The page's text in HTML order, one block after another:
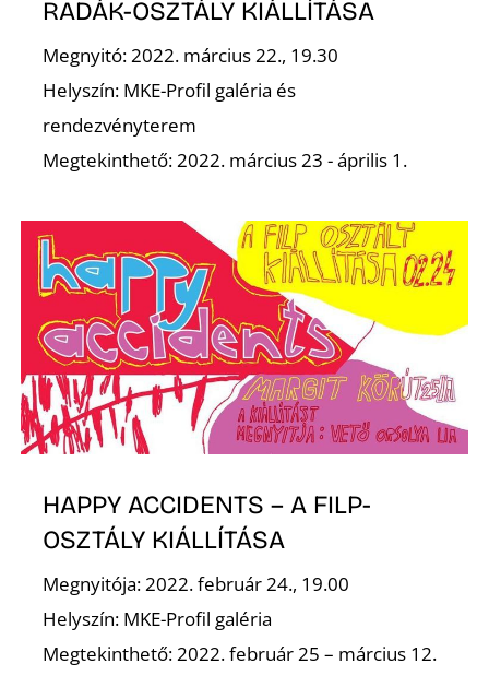
RADÁK-OSZTÁLY KIÁLLÍTÁSA
Megnyitó: 2022. március 22., 19.30
Helyszín: MKE-Profil galéria és
rendezvényterem
Megtekinthető: 2022. március 23 - április 1.
HAPPY ACCIDENTS – A FILP-
OSZTÁLY KIÁLLÍTÁSA
Megnyitója: 2022. február 24., 19.00
Helyszín: MKE-Profil galéria
Megtekinthető: 2022. február 25 – március 12.